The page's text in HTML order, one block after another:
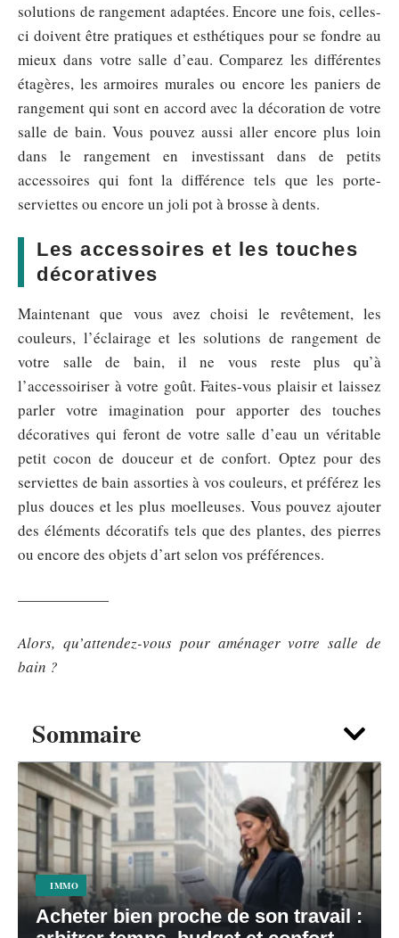
Sommaire
IMMO
Acheter bien proche de son travail :
solutions de rangement adaptées. Encore une fois, celles-
ci doivent être pratiques et esthétiques pour se fondre au
mieux dans votre salle d’eau. Comparez les différentes
étagères, les armoires murales ou encore les paniers de
rangement qui sont en accord avec la décoration de votre
salle de bain. Vous pouvez aussi aller encore plus loin
dans le rangement en investissant dans de petits
accessoires qui font la différence tels que les porte-
serviettes ou encore un joli pot à brosse à dents.
Les accessoires et les touches
décoratives
Maintenant que vous avez choisi le revêtement, les
couleurs, l’éclairage et les solutions de rangement de
votre salle de bain, il ne vous reste plus qu’à
l’accessoiriser à votre goût. Faites-vous plaisir et laissez
parler votre imagination pour apporter des touches
décoratives qui feront de votre salle d’eau un véritable
petit cocon de douceur et de confort. Optez pour des
serviettes de bain assorties à vos couleurs, et préférez les
plus douces et les plus moelleuses. Vous pouvez ajouter
des éléments décoratifs tels que des plantes, des pierres
ou encore des objets d’art selon vos préférences.
——————
Alors, qu’attendez-vous pour aménager votre salle de
bain ?